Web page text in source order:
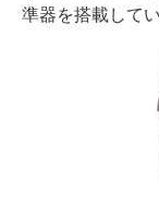
準器を搭載してい